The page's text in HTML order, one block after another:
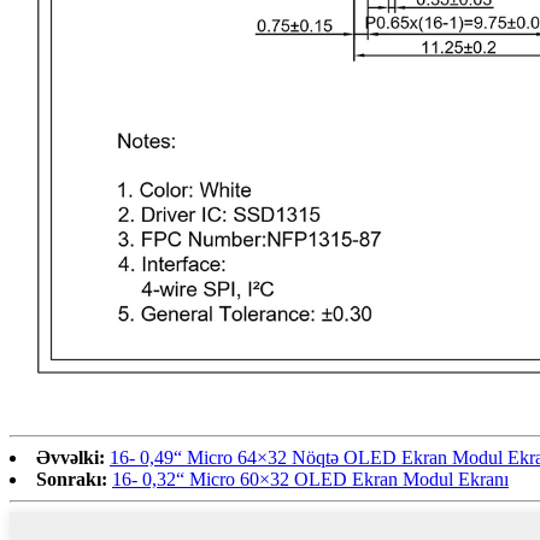
Əvvəlki: 16- 0,49“ Micro 64×32 Nöqtə OLED Ekran Modul
Sonrakı: 16- 0,32“ Micro 60×32 OLED Ekran Modul Ekranı